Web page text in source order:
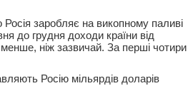
Росія заробляє на викопному паливі
до грудня доходи країни від
ніж зазвичай. За перші чотири
Росію мільярдів доларів